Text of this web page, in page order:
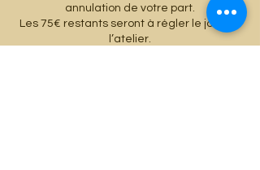
annulation de votre part.
Les 75€ restants seront à régler le jour de
l’atelier.